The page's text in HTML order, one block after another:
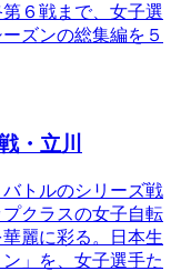
６戦まで、女子選
ズンの総集編を５
・立川
トルのシリーズ戦
プクラスの女子自転
麗に彩る。日本生
」を、女子選手た